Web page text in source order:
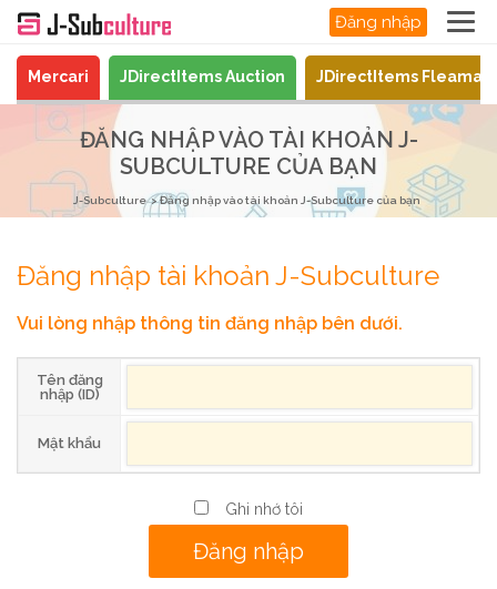
Đăng nhập
Mercari JDirectItems Auction JDirectItems
ĐĂNG NHẬP VÀO TÀI KHOẢN J-
SUBCULTURE CỦA BẠN
J-Subculture Đăng nhập vào tài khoản J-Subculture của bạn
Đăng nhập tài khoản J-Subculture
Vui lòng nhập thông tin đăng nhập bên dưới.
Tên đăng
nhập (ID)
Mật khẩu
Ghi nhớ tôi